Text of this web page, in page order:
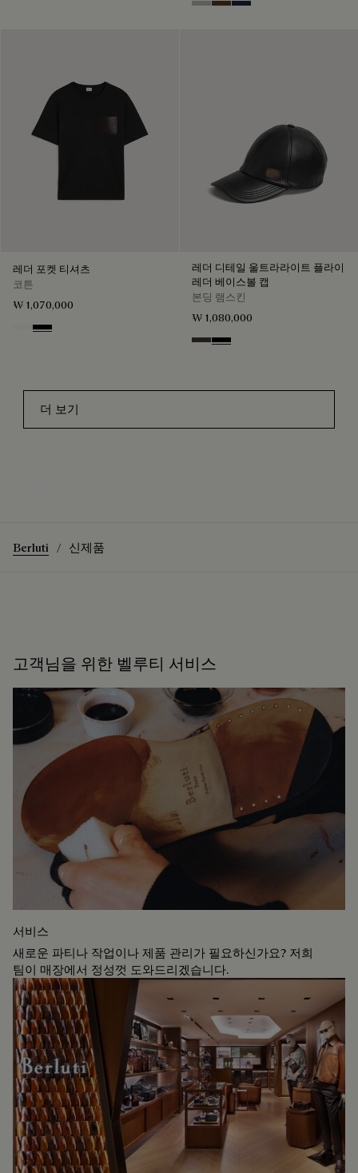
Icy Grey
Earth Brown
Blue Indigo
레더 포켓 티셔츠
코튼
₩ 1,070,000
Blanc Optique
Noir
레더 디테일 울트라라이트 플라이
레더 베이스볼 캡
본딩 램스킨
₩ 1,080,000
Brown Taupe
Noir
더 보기
Berluti 신제품
고객님을 위한 벨루티 서비스
서비스
새로운 파티나 작업이나 제품 관리가 필요하신가요? 저희
팀이 매장에서 정성껏 도와드리겠습니다.